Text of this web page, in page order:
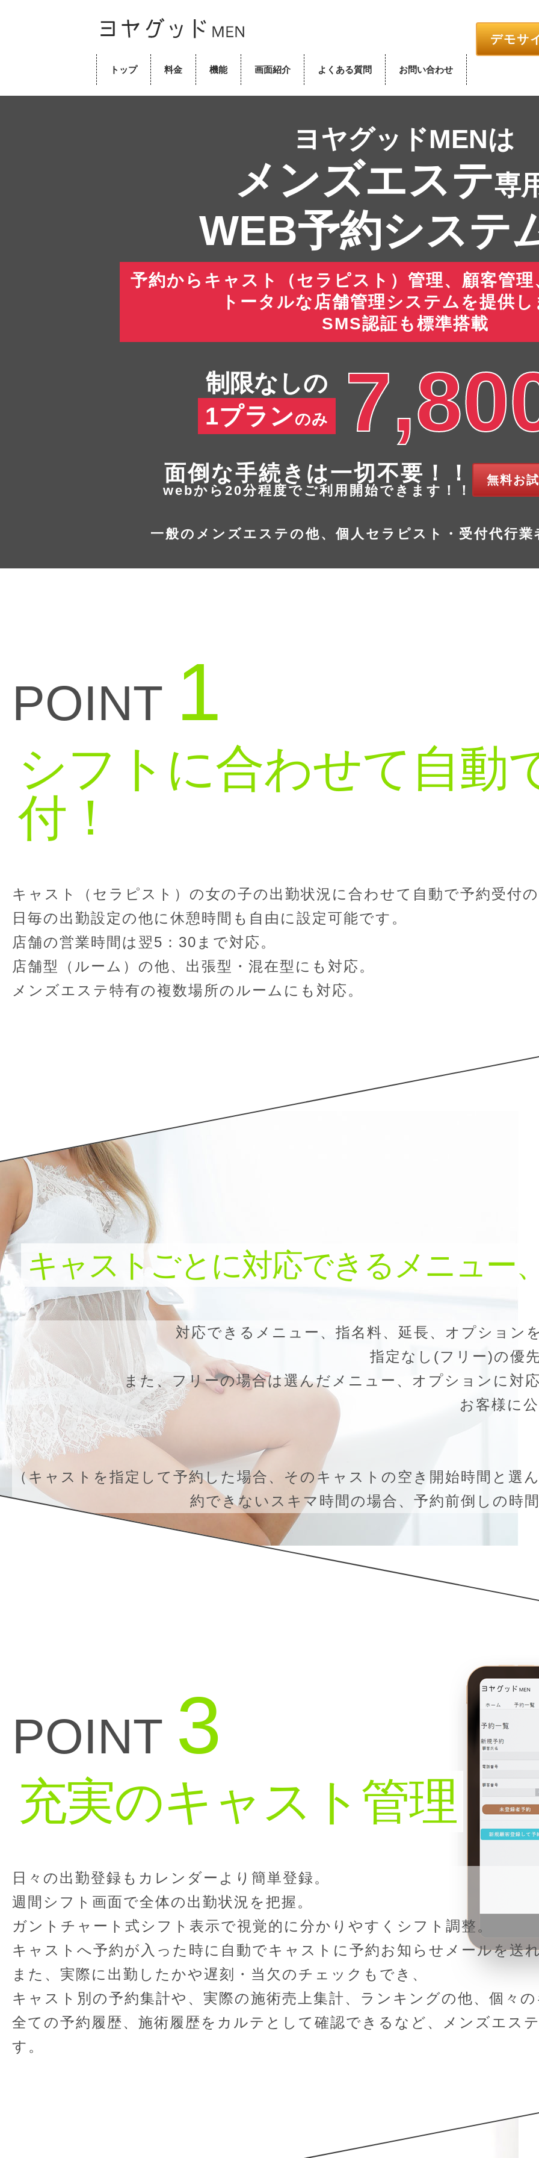
トップ 料金 機能 画面紹介 よくある質問 お問い合わせ
デモサ
ヨヤグッドMENは
メンズエステ専
WEB予約システ
予約からキャスト（セラピスト）管理、顧客管
トータルな店舗管理システムを提供
SMS認証も標準搭載
制限なしの
1プランのみ
面倒な手続きは一切不要！！
webから20分程度でご利用開始できます！！
無料お
一般のメンズエステの他、個人セラピスト・受付代行
POINT 1
シフトに合わせて自動
付！
キャスト（セラピスト）の女の子の出勤状況に合わせて自動で予約受付
日毎の出勤設定の他に休憩時間も自由に設定可能です。
店舗の営業時間は翌5：30まで対応。
店舗型（ルーム）の他、出張型・混在型にも対応。
メンズエステ特有の複数場所のルームにも対応。
キャストごとに対応できるメニュー
対応できるメニュー、指名料、延長、オプション
指定なし(フリー)の優
また、フリーの場合は選んだメニュー、オプションに対
お客様に
（キャストを指定して予約した場合、そのキャストの空き開始時間と選
約できないスキマ時間の場合、予約前倒しの時
POINT 3
充実のキャスト管理
日々の出勤登録もカレンダーより簡単登録。
週間シフト画面で全体の出勤状況を把握。
ガントチャート式シフト表示で視覚的に分かりやすくシフト調整。
キャストへ予約が入った時に自動でキャストに予約お知らせメールを送
また、実際に出勤したかや遅刻・当欠のチェックもでき、
キャスト別の予約集計や、実際の施術売上集計、ランキングの他、個々
全ての予約履歴、施術履歴をカルテとして確認できるなど、メンズエス
す。